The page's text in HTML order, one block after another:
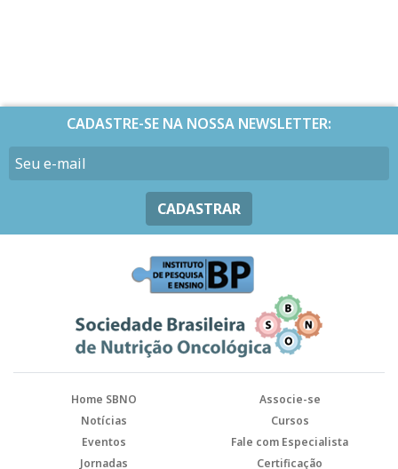
CADASTRE-SE NA NOSSA NEWSLETTER:
CADASTRAR
Home SBNO
Associe-se
Notícias
Cursos
Eventos
Fale com Especialista
Jornadas
Certificação